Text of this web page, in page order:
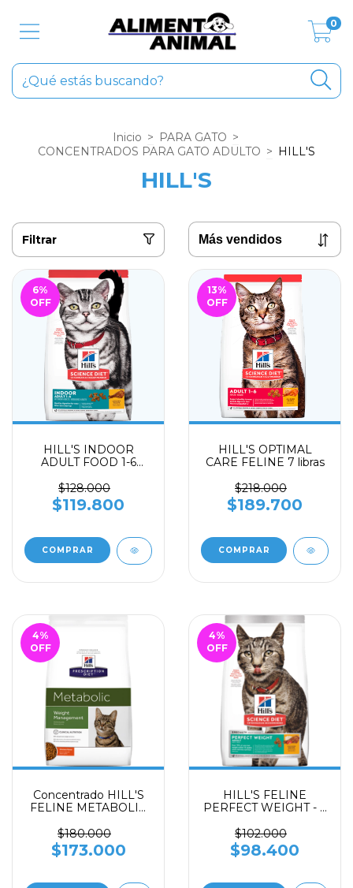
0
Inicio > PARA GATO >
CONCENTRADOS PARA GATO ADULTO > HILL'S
HILL'S
Filtrar
6%
OFF
HILL'S INDOOR
ADULT FOOD 1-6
interiores 3.5 libras
$128.000
$119.800
13%
OFF
HILL'S OPTIMAL
CARE FELINE 7 libras
$218.000
$189.700
4%
OFF
Concentrado HILL'S
FELINE METABOLIC
$180.000
$173.000
4%
OFF
HILL'S FELINE
PERFECT WEIGHT - 3
$102.000
$98.400